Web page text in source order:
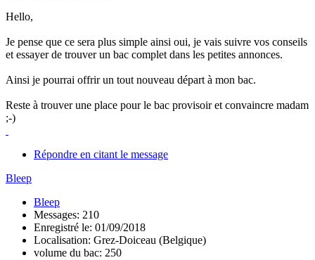
Hello,
Je pense que ce sera plus simple ainsi oui, je vais suivre vos conseils
et essayer de trouver un bac complet dans les petites annonces.
Ainsi je pourrai offrir un tout nouveau départ à mon bac.
Reste à trouver une place pour le bac provisoir et convaincre madam
;-)
Répondre en citant le message
Bleep
Bleep
Messages: 210
Enregistré le: 01/09/2018
Localisation: Grez-Doiceau (Belgique)
volume du bac: 250